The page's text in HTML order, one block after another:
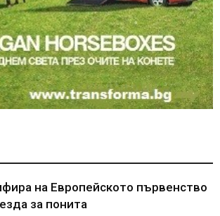
на Европейското първенство
за понита